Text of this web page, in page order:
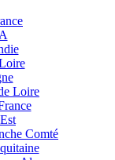
Loire
Comté